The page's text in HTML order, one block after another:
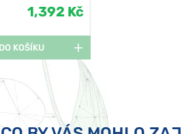
1,392 Kč
KOŠÍKU